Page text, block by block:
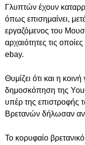
Γλυπτών έχουν
όπως επισημαίνει,
εργαζόμενος του
αρχαιότητες τις
ebay.
Θυμίζει ότι και η
δημοσκόπηση της
υπέρ της επιστροφής
Βρετανών δήλωσαν
Το κορυφαίο